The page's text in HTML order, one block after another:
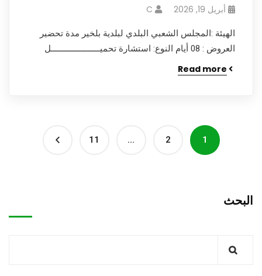
أبريل 19, 2026 C
الهيئة :المجلس الشعبي البلدي لبلدية بلخير مدة تحضير
العروض : 08 أيام النوع: استشارة تحميـــــــــــــــــــــل
Read more
1
2
…
11
البحث